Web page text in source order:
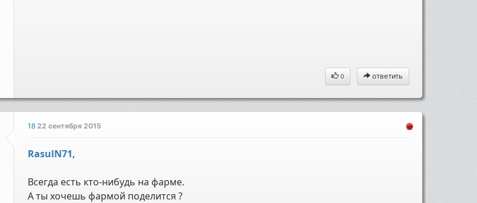
0 ответить
18 22 сентября 2015
RasulN71,
Всегда есть кто-нибудь на фарме.
А ты хочешь фармой поделится ?